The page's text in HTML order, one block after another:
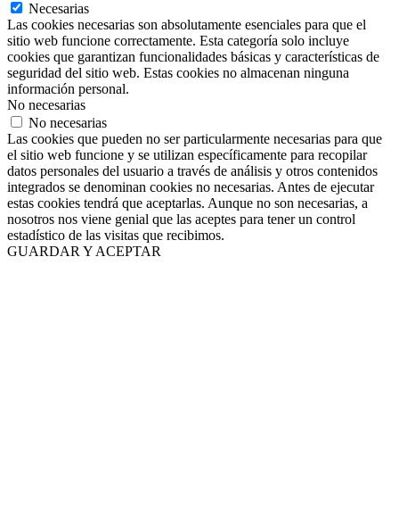
Necesarias
Las cookies necesarias son absolutamente esenciales para que el
sitio web funcione correctamente. Esta categoría solo incluye
cookies que garantizan funcionalidades básicas y características de
seguridad del sitio web. Estas cookies no almacenan ninguna
información personal.
No necesarias
No necesarias
Las cookies que pueden no ser particularmente necesarias para que
el sitio web funcione y se utilizan específicamente para recopilar
datos personales del usuario a través de análisis y otros contenidos
integrados se denominan cookies no necesarias. Antes de ejecutar
estas cookies tendrá que aceptarlas. Aunque no son necesarias, a
nosotros nos viene genial que las aceptes para tener un control
estadístico de las visitas que recibimos.
GUARDAR Y ACEPTAR